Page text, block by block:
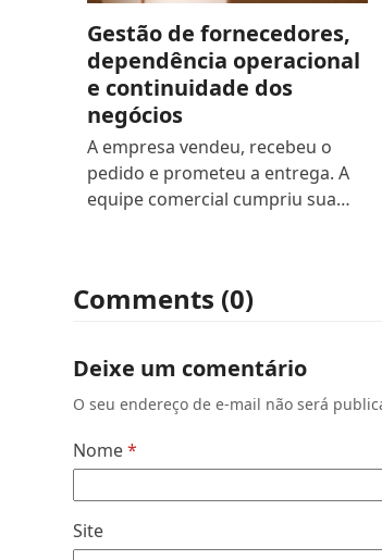
Gestão de fornecedores,
dependência operacional
e continuidade dos
negócios
A empresa vendeu, recebeu o
pedido e prometeu a entrega. A
equipe comercial cumpriu sua…
Comments (0)
Deixe um comentário
O seu endereço de e-mail não será
Nome*
Site